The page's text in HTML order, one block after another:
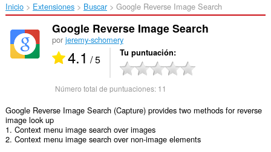
Inicio Extensiones Buscar Google Reverse Image Search‎
Google Reverse Image Search
por jeremy-schomery
4.1 / 5 Tu puntuación
Número total de puntuaciones: 11
Google Reverse Image Search (Capture) provides two methods for reverse
image look up
1. Context menu image search over images
2. Context menu image search over non-image elements